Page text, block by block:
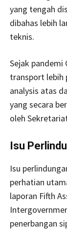
yang tengah
dibahas lebih
teknis.
Sejak pandemi
transport lebih
analysis atas
yang secara
oleh
Isu
Isu
perhatian
laporan Fifth
penerbangan